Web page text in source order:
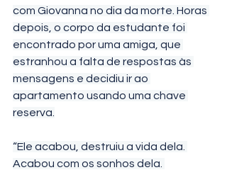
com Giovanna no dia da morte. Horas
depois, o corpo da estudante foi
encontrado por uma amiga, que
estranhou a falta de respostas às
mensagens e decidiu ir ao
apartamento usando uma chave
reserva.
“Ele acabou, destruiu a vida dela.
Acabou com os sonhos dela.